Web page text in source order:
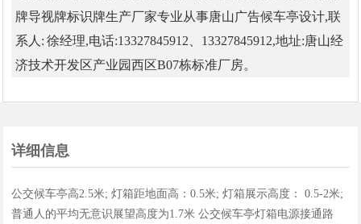
牌导视牌标识牌生产厂家专业从事唐山广告候车亭设计,联
系人: 徐经理,电话:13327845912、13327845912,地址:唐山经
济技术开发区产业园西区B07栋标准厂房。
详细信息
公交候车亭高2.5米; 灯箱距地面高：0.5米; 灯箱展示高度： 0.5-2米;
普通人的平均无意识展望高度为1.7米 公交候车亭灯箱电源接通路